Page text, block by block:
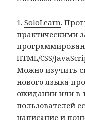
1.SoloLearn.
практическими
HTML/CSS/
Можно изучить
нового языка
ожидании или в
пользователей
написание и